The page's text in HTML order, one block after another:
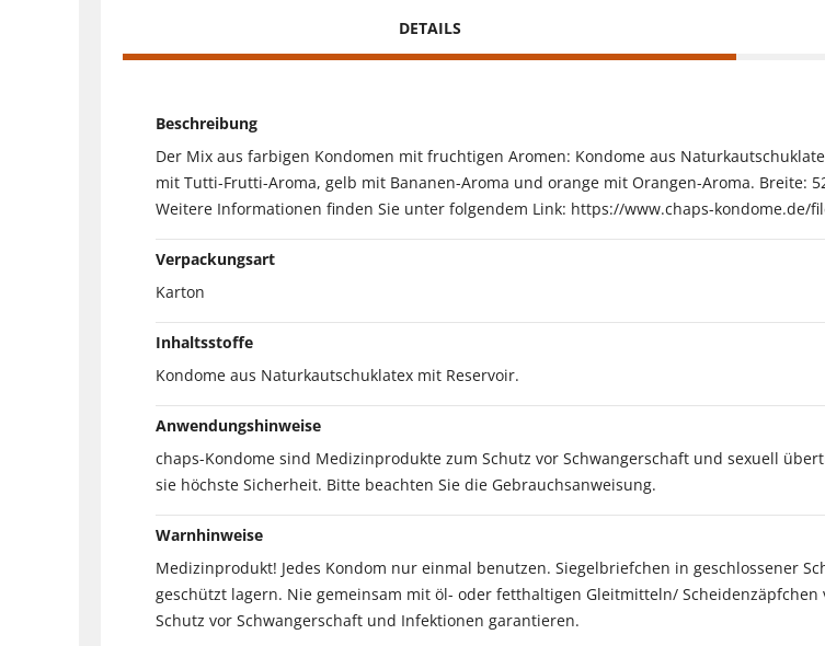
DETAILS
Beschreibung
Der Mix aus farbigen Kondomen mit fruchtigen Aromen: Kondome aus
mit Tutti-Frutti-Aroma, gelb mit Bananen-Aroma und orange mit Orangen-Aroma. Breite:
Weitere Informationen finden Sie unter folgendem Link: https://www.chaps-kondome.de/
Verpackungsart
Karton
Inhaltsstoffe
Kondome aus Naturkautschuklatex mit Reservoir.
Anwendungshinweise
chaps-Kondome sind Medizinprodukte zum Schutz vor Schwangerschaft und sexuell
sie höchste Sicherheit. Bitte beachten Sie die Gebrauchsanweisung.
Warnhinweise
Medizinprodukt! Jedes Kondom nur einmal benutzen. Siegelbriefchen in geschlossener
geschützt lagern. Nie gemeinsam mit öl- oder fetthaltigen Gleitmitteln/
Schutz vor Schwangerschaft und Infektionen garantieren.